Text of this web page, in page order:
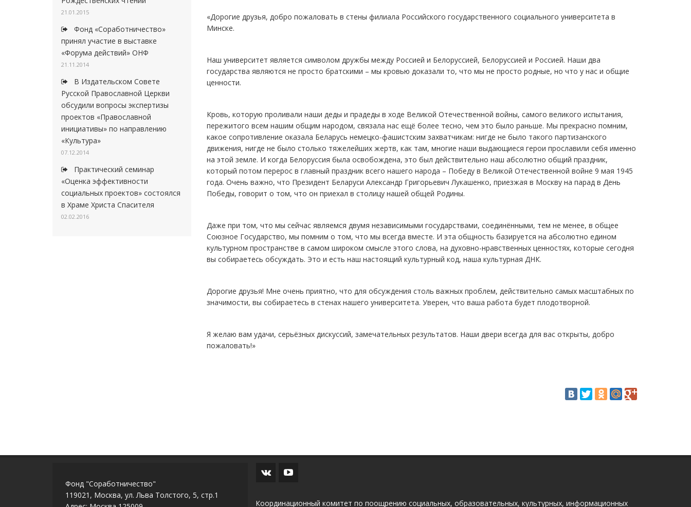
21.01.2015
Фонд «Соработничество»
принял участие в выставке
«Форума действий» ОНФ
21.11.2014
В Издательском Совете
Русской Православной Церкви
обсудили вопросы экспертизы
проектов «Православной
инициативы» по направлению
«Культура»
07.12.2014
Практический семинар
«Оценка эффективности
социальных проектов» состоялся
в Храме Христа Спасителя
02.02.2016
«Дорогие друзья, добро пожаловать в стены филиала Российского государственного социального университета в
Минске.
Наш университет является символом дружбы между Россией и Белоруссией, Белоруссией и Россией. Наши два
государства являются не просто братскими – мы кровью доказали то, что мы не просто родные, но что у нас и общие
ценности.
Кровь, которую проливали наши деды и прадеды в ходе Великой Отечественной войны, самого великого испытания,
пережитого всем нашим общим народом, связала нас ещё более тесно, чем это было раньше. Мы прекрасно помним,
какое сопротивление оказала Беларусь немецко-фашистским захватчикам: нигде не было такого партизанского
движения, нигде не было столько тяжелейших жертв, как там, многие наши выдающиеся герои прославили себя именно
на этой земле. И когда Белоруссия была освобождена, это был действительно наш абсолютно общий праздник,
который потом перерос в главный праздник всего нашего народа – Победу в Великой Отечественной войне 9 мая 1945
года. Очень важно, что Президент Беларуси Александр Григорьевич Лукашенко, приезжая в Москву на парад в День
Победы, говорит о том, что он приехал в столицу нашей общей Родины.
Даже при том, что мы сейчас являемся двумя независимыми государствами, соединёнными, тем не менее, в общее
Союзное Государство, мы помним о том, что мы всегда вместе. И эта общность базируется на абсолютно едином
культурном пространстве в самом широком смысле этого слова, на духовно-нравственных ценностях, которые сегодня
вы собираетесь обсуждать. Это и есть наш настоящий культурный код, наша культурная ДНК.
Дорогие друзья! Мне очень приятно, что для обсуждения столь важных проблем, действительно самых масштабных по
значимости, вы собираетесь в стенах нашего университета. Уверен, что ваша работа будет плодотворной.
Я желаю вам удачи, серьёзных дискуссий, замечательных результатов. Наши двери всегда для вас открыты, добро
пожаловать!»
Фонд "Соработничество"
119021, Москва, ул. Льва Толстого, 5, стр.1
Координационный комитет по поощрению социальных, образовательных, культурных, информационных